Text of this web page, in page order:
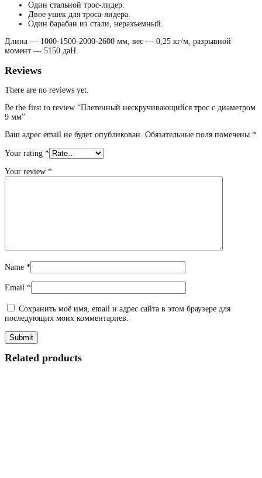
Один стальной трос-лидер.
Двое ушек для троса-лидера.
Один барабан из стали, неразъемный.
Длина — 1000-1500-2000-2600 мм, вес — 0,25 кг/м, разрывной
момент — 5150 даН.
Reviews
There are no reviews yet.
Be the first to review “Плетенный нескручивающийся трос с диаметром
9 мм”
Ваш адрес email не будет опубликован. Обязательные поля помечены *
Your rating *
Your review *
Name *
Email *
Сохранить моё имя, email и адрес сайта в этом браузере для
последующих моих комментариев.
Related products